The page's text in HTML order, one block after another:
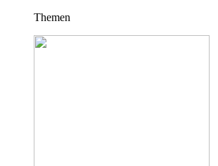
Themen